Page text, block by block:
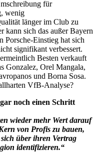
für
wenig
länger im Club zu
kann sich das außer Bayern
Porsche-Einstieg hat sich
signifikant verbessert.
Besten verkauft
Gonzalez, Orel Mangala,
und Borna Sosa.
VfB-Analyse?
noch einen Schritt
wieder mehr Wert darauf
von Profis zu bauen,
über ihren Vertrag
identifizieren.“